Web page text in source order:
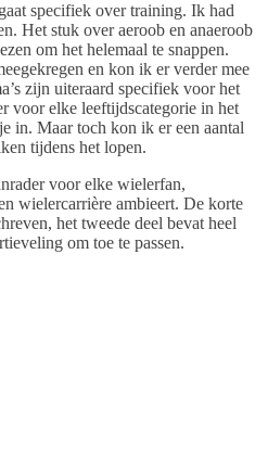
specifiek over training. Ik had
Het stuk over aeroob en anaeroob
om het helemaal te snappen.
en kon ik er verder mee
zijn uiteraard specifiek voor het
voor elke leeftijdscategorie in het
in. Maar toch kon ik er een aantal
tijdens het lopen.
voor elke wielerfan,
wielercarrière ambieert. De korte
het tweede deel bevat heel
om toe te passen.